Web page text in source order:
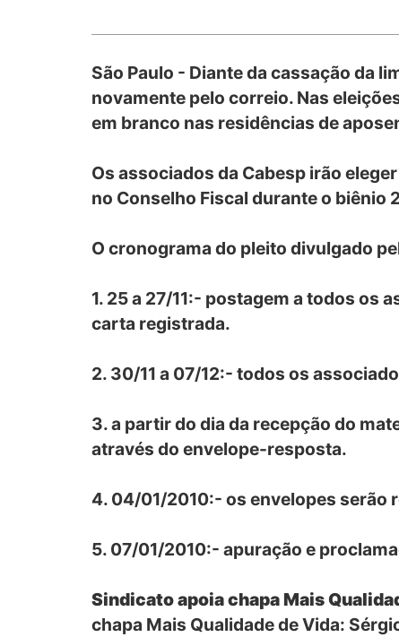
São Paulo - Diante da cassação da
novamente pelo correio. Nas
em branco nas residências de
Os associados da Cabesp irão
no Conselho Fiscal durante o biênio
O cronograma do pleito divulgado
1. 25 a 27/11:- postagem a todos os
carta registrada.
2. 30/11 a 07/12:- todos os
3. a partir do dia da recepção do
através do envelope-resposta.
4. 04/01/2010:- os envelopes serão
5. 07/01/2010:- apuração e
Sindicato apoia chapa Mais
chapa Mais Qualidade de Vida: